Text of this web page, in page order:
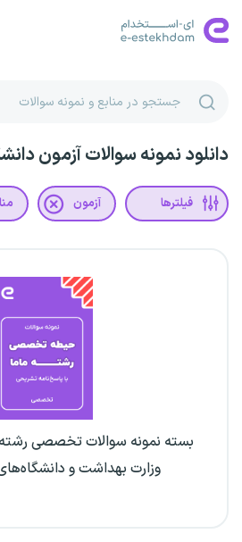
دانلود نمونه سوالات آزمون
فیلترها آزمون
بسته نمونه سوالات تخصصی رشته
وزارت بهداشت و